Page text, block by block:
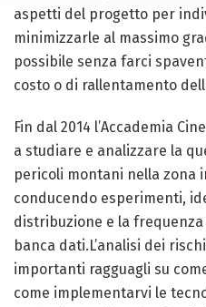
aspetti del progetto per
minimizzarle al massimo
possibile senza farci
costo o di rallentamento
Fin dal 2014 l’Accademia
a studiare e analizzare la
pericoli montani nella zona
conducendo esperimenti,
distribuzione e la
banca dati.L’analisi dei
importanti ragguagli su
come implementarvi le